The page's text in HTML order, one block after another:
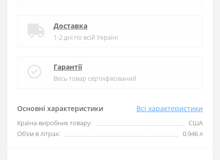
Основні характеристики Всі характеристики
Країна-виробник товару:
США
Об'єм в літрах:
0.946 л
Доставка
1-2 дні по всій Україні
Гарантії
Весь товар сертифікований